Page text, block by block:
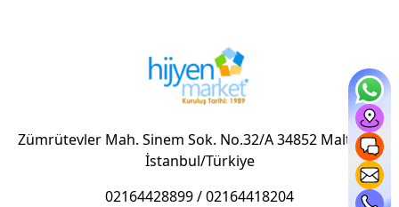
Zümrütevler Mah. Sinem Sok. No.32/A 34852 Maltepe/
İstanbul/Türkiye
02164428899/02164418204